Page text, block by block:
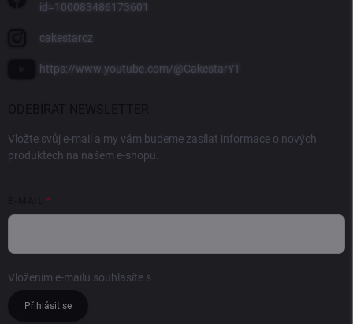
id=100083486173601
cakestarcz
https://www.youtube.com/@CakestarYT
Vložte svůj e-mail a my vám budeme zasílat informace o nových
produktech na našem e-shopu.
Vložením e-mailu souhlasíte s
Přihlásit se